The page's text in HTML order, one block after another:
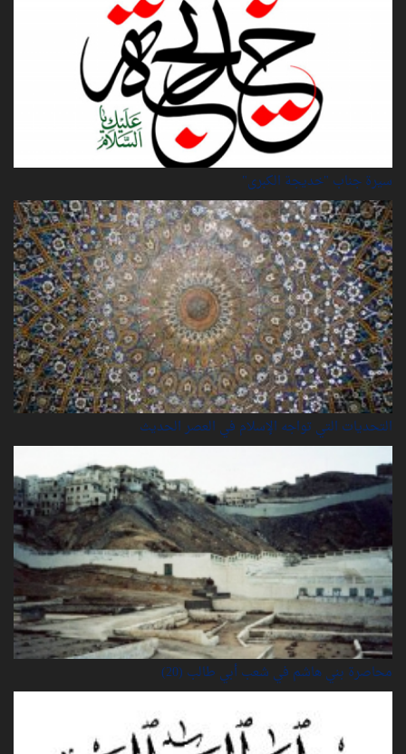
سيرة‌ جناب "خديجة‌ الكبرى"
التحديات التي تواجه الإسلام في العصر الحديث
محاصرة بني هاشم في شعب أبي طالب (20)